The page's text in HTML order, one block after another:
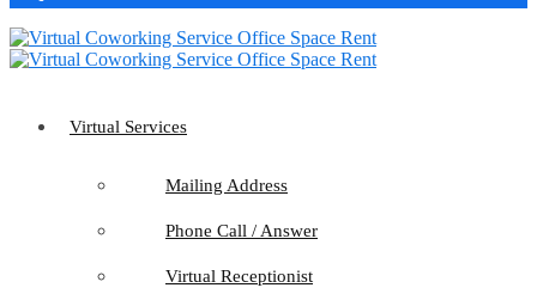
Virtual Services
Mailing Address
Phone Call / Answer
Virtual Receptionist